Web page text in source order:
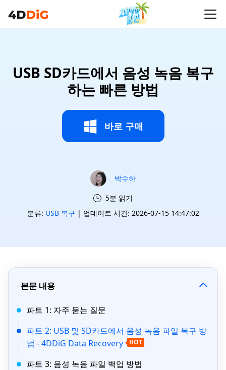
USB SD카드에서 음성 녹음 복구
하는 빠른 방법
바로 구매
박수하
5분 읽기
분류: USB 복구 | 업데이트 시간: 2026-07-15 14:47:02
본문 내용
파트 1: 자주 묻는 질문
파트 2: USB 및 SD카드에서 음성 녹음 파일 복구 방
법 - 4DDiG Data Recovery
HOT
파트 3: 음성 녹음 파일 백업 방법